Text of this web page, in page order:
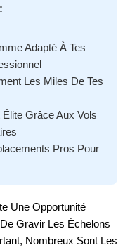
Adapté À Tes
Les Miles De Tes
Grâce Aux Vols
Pros Pour
Une Opportunité
Gravir Les Échelons
Nombreux Sont Les